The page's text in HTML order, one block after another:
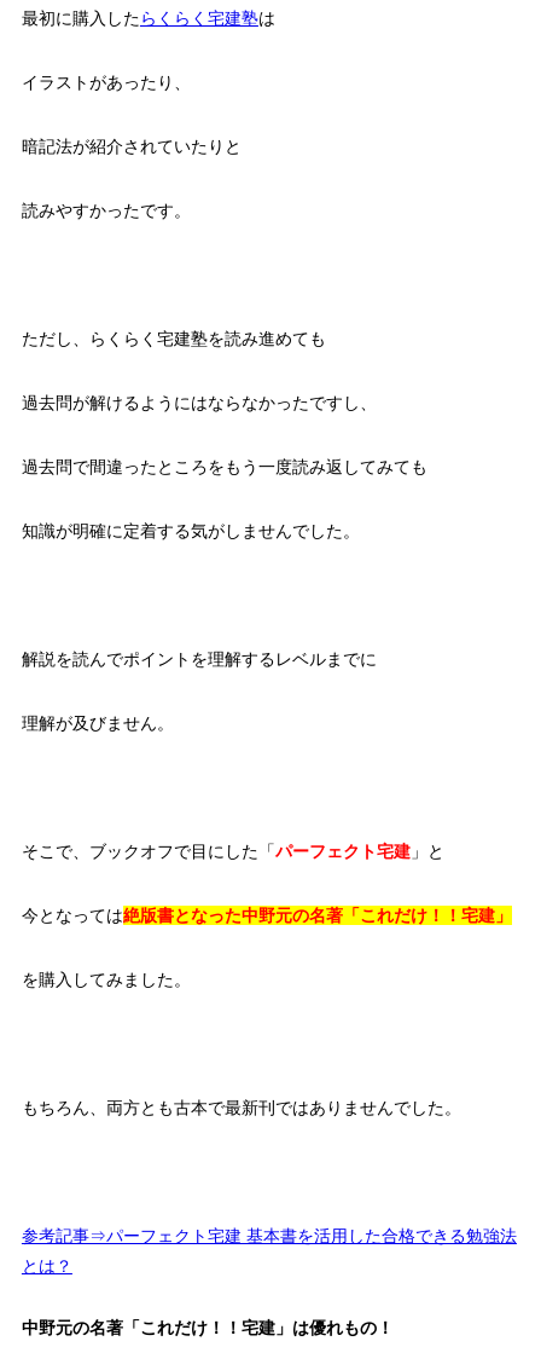
最初に購入したらくらく宅建塾は
イラストがあったり、
暗記法が紹介されていたりと
読みやすかったです。
ただし、らくらく宅建塾を読み進めても
過去問が解けるようにはならなかったですし、
過去問で間違ったところをもう一度読み返してみても
知識が明確に定着する気がしませんでした。
解説を読んでポイントを理解するレベルまでに
理解が及びません。
そこで、ブックオフで目にした「パーフェクト宅建」と
今となっては絶版書となった中野元の名著「これだけ！！宅建」
を購入してみました。
もちろん、両方とも古本で最新刊ではありませんでした。
参考記事⇒パーフェクト宅建 基本書を活用した合格できる勉強法
とは？
中野元の名著「これだけ！！宅建」は優れもの！